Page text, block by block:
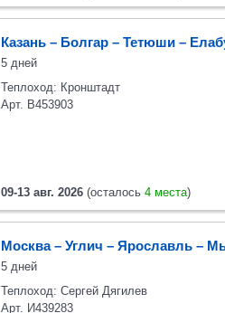
Казань – Болгар – Тетюши –
5 дней
Теплоход: Кронштадт
09-13 авг. 2026 (осталось 4 места)
Арт. В453903
Москва – Углич – Ярославль –
5 дней
Теплоход: Сергей Дягилев
Арт. И439283